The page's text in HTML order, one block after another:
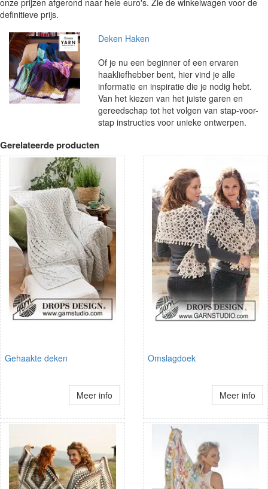
definitieve prijs.
Deken Haken
Of je nu een beginner of een ervaren
haakliefhebber bent, hier vind je alle
informatie en inspiratie die je nodig hebt.
Van het kiezen van het juiste garen en
gereedschap tot het volgen van stap-voor-
stap instructies voor unieke ontwerpen.
Gerelateerde producten
Gehaakte deken
Meer info
Omslagdoek
Meer info